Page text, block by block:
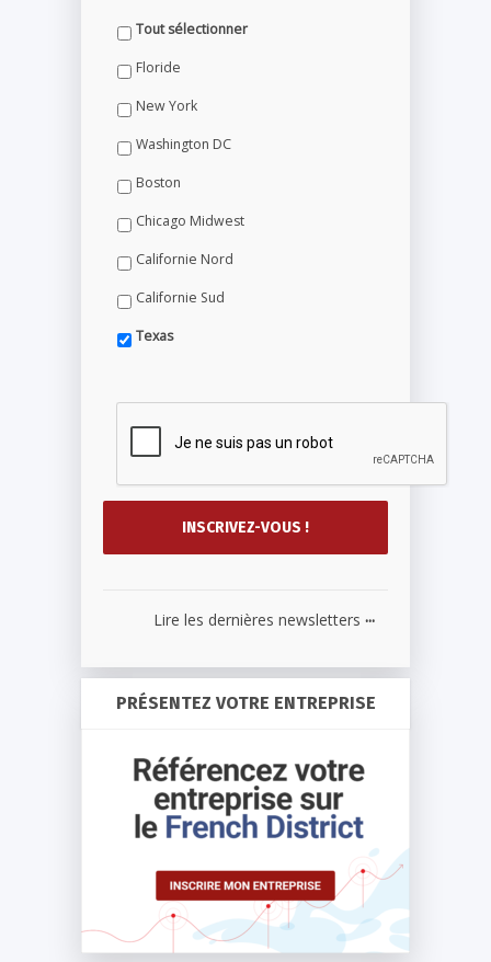
Tout sélectionner
Floride
New York
Washington DC
Boston
Chicago Midwest
Californie Nord
Californie Sud
Texas
Lire les dernières newsletters ...
PRÉSENTEZ VOTRE ENTREPRISE